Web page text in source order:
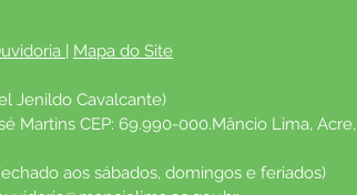
| Mapa do Site
Jenildo Cavalcante)
Martins CEP: 69.990-000.Mâncio Lima, Acre,
aos sábados, domingos e feriados)